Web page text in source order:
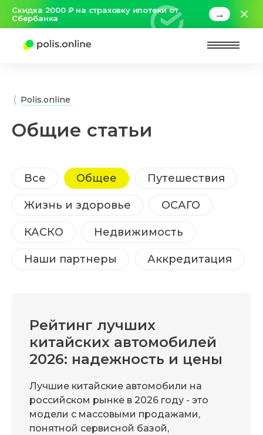
Скидка 2000 ₽ на страховку ипотеки от
Сбербанка
→
Polis.online
Общие статьи
Все Общее Путешествия
Жизнь и здоровье ОСАГО
КАСКО Недвижимость
Наши партнеры Аккредитация
Рейтинг лучших
китайских автомобилей
2026: надежность и цены
Лучшие китайские автомобили на
российском рынке в 2026 году - это
модели с массовыми продажами,
понятной сервисной базой,